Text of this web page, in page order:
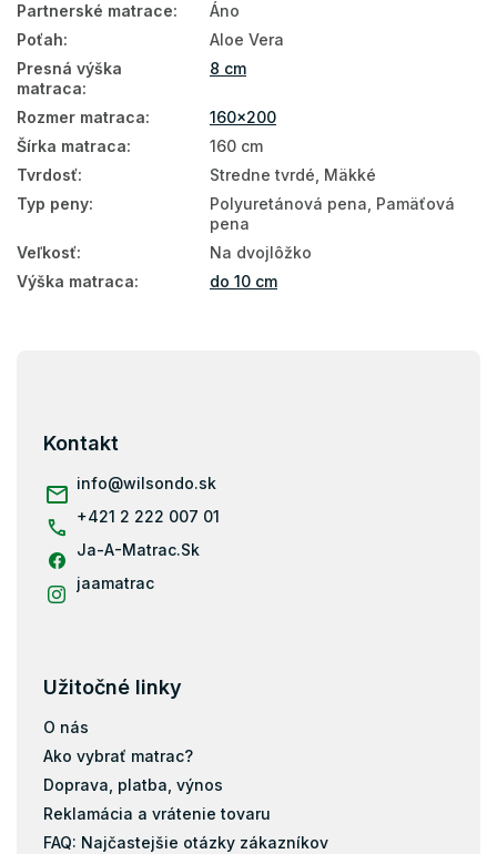
160x200
Vrchný matrac 160x200
Partnerské matrace:
Áno
Poťah:
Aloe Vera
Presná výška
matraca:
8 cm
Rozmer matraca:
160x200
Šírka matraca:
160 cm
Tvrdosť:
Stredne tvrdé, Mäkké
Typ peny:
Polyuretánová pena, Pamäťová
pena
Veľkosť:
Na dvojlôžko
Výška matraca: do 10 cm
Kontakt
info@wilsondo.sk
+421 2 222 007 01
Ja-A-Matrac.Sk
jaamatrac
Užitočné linky
O nás
Ako vybrať matrac?
Doprava, platba, výnos
Reklamácia a vrátenie tovaru
FAQ: Najčastejšie otázky zákazníkov